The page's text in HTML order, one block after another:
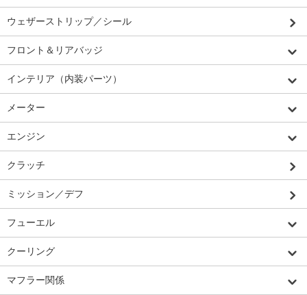
ウェザーストリップ／シール
フロント＆リアバッジ
インテリア（内装パーツ）
メーター
エンジン
クラッチ
ミッション／デフ
フューエル
クーリング
マフラー関係